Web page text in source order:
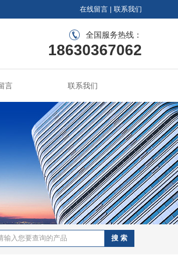
在线留言 | 联系我们
全国服务热线：
18630367062
言 联系我们